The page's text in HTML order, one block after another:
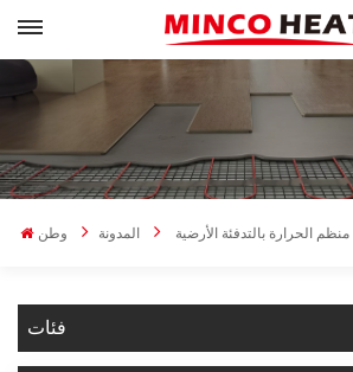
وطن المدونة الحرارة بالتدفئة الأرضية
فئات